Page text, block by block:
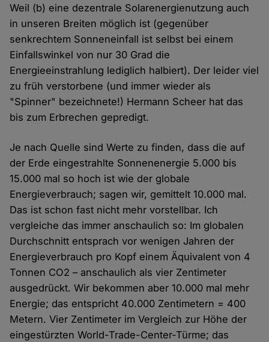
Weil (b) eine dezentrale Solarenergienutzung auch
in unseren Breiten möglich ist (gegenüber
senkrechtem Sonneneinfall ist selbst bei einem
Einfallswinkel von nur 30 Grad die
Energieeinstrahlung lediglich halbiert). Der leider viel
zu früh verstorbene (und immer wieder als
"Spinner" bezeichnete!) Hermann Scheer hat das
bis zum Erbrechen gepredigt.
Je nach Quelle sind Werte zu finden, dass die auf
der Erde eingestrahlte Sonnenenergie 5.000 bis
15.000 mal so hoch ist wie der globale
Energieverbrauch; sagen wir, gemittelt 10.000 mal.
Das ist schon fast nicht mehr vorstellbar. Ich
vergleiche das immer anschaulich so: Im globalen
Durchschnitt entsprach vor wenigen Jahren der
Energieverbrauch pro Kopf einem Äquivalent von 4
Tonnen CO2 – anschaulich als vier Zentimeter
ausgedrückt. Wir bekommen aber 10.000 mal mehr
Energie; das entspricht 40.000 Zentimetern = 400
Metern. Vier Zentimeter im Vergleich zur Höhe der
eingestürzten World-Trade-Center-Türme; das